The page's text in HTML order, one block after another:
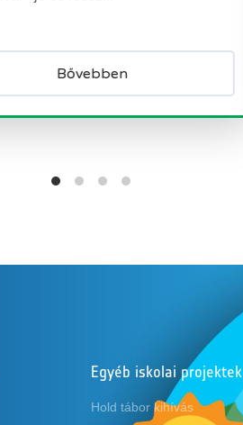
Bővebben
Egyéb iskolai projektek
Hold tábor kihívás